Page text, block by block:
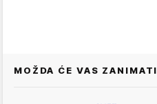
MOŽDA ĆE VAS ZANIMATI